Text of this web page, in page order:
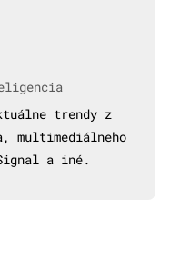
trendy z
multimediálneho
a iné.